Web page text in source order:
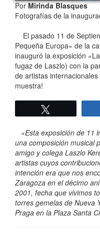
PorMirinda Blasques
Fotografías de la
El pasado 11 de
Pequeña Europa» de la
inauguró la exposición
fugaz de Laszlo) con la
de artistas
muestra!
«Esta exposición de 11
una composición musical
amigo y colega Laszlo
artistas cuyos
intención era que nos
Zaragoza en el décimo
2001, fecha que vivimos
torres gemelas de Nueva
Praga en la Plaza Santa